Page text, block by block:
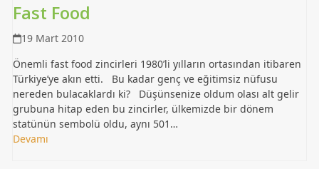
Fast Food
19 Mart 2010
Önemli fast food zincirleri 1980’li yılların ortasından itibaren
Türkiye’ye akın etti. Bu kadar genç ve eğitimsiz nüfusu
nereden bulacaklardı ki? Düşünsenize oldum olası alt gelir
grubuna hitap eden bu zincirler, ülkemizde bir dönem
statünün sembolü oldu, aynı 501…
Devamı